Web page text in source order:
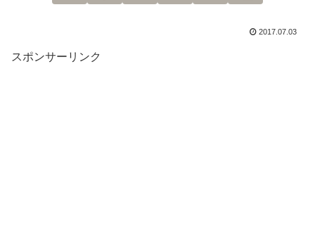
2017.07.03
スポンサーリンク